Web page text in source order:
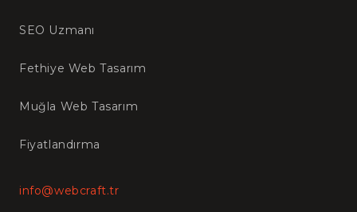
SEO Uzmanı
Fethiye Web Tasarım
Muğla Web Tasarım
Fiyatlandırma
info@webcraft.tr